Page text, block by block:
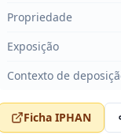
Propriedade
Exposição
Contexto de
Ficha IPHAN